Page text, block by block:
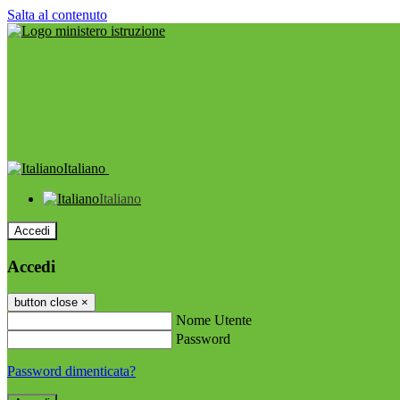
Salta al contenuto
Italiano
Italiano
Accedi
Accedi
button close ×
Nome Utente
Password
Password dimenticata?